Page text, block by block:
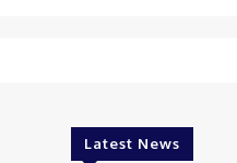
Latest News